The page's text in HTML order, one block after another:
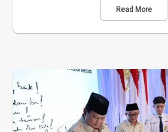
Read More